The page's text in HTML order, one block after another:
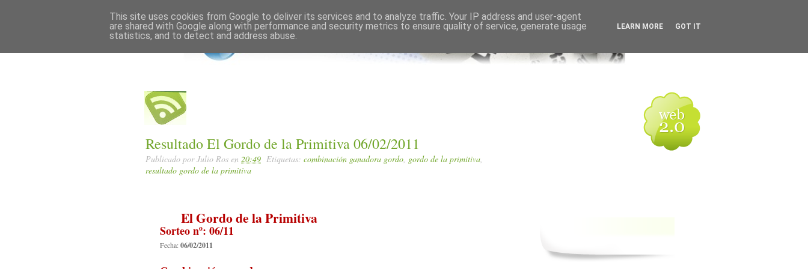
Resultado El Gordo de la Primitiva 06/02/2011
Publicado porJulio Ros en 20:49 Etiquetas: combinación ganadora gordo, gordo de la primitiva,
resultado gordo de la primitiva
El Gordo de la Primitiva
Sorteo nº: 06/11
Fecha:06/02/2011
This site uses cookies from Google to deliver its services and to analyze traffic. Your IP address and user-agent
are shared with Google along with performance and security metrics to ensure quality of service, generate usage
statistics, and to detect and address abuse.
LEARN MORE GOT IT